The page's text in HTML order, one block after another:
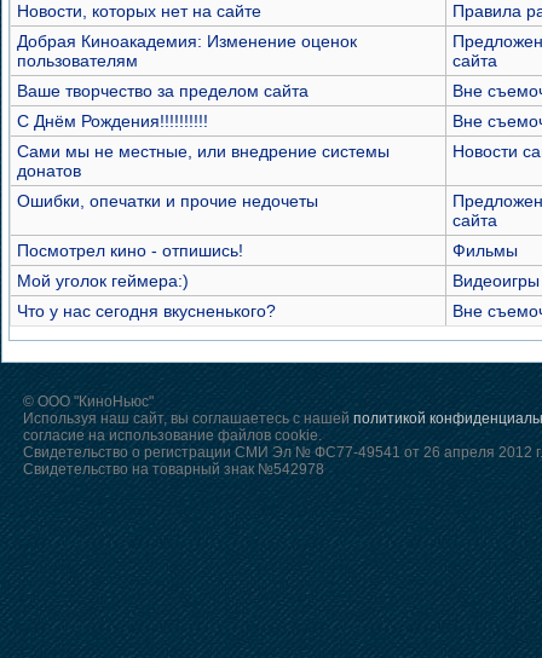
Новости, которых нет на сайте
Правила
Добрая Киноакадемия: Изменение оценок
пользователям
сайта
Ваше творчество за пределом сайта
Вне
С Днём Рождения!!!!!!!!!!
Вне
Сами мы не местные, или внедрение системы
донатов
Новости
Ошибки, опечатки и прочие недочеты
сайта
Посмотрел кино - отпишись!
Фильмы
Мой уголок геймера:)
Видеоигры
Что у нас сегодня вкусненького?
Вне
© ООО "КиноНьюс"
Используя наш сайт, вы соглашаетесь с нашей политикой
согласие на использование файлов cookie.
Свидетельство о регистрации СМИ Эл № ФС77-49541 от 26 апреля 2012 г.
Свидетельство на товарный знак №542978